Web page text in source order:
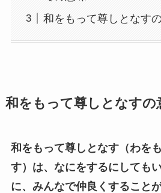
和をもって尊しとなす
和をもって尊しとなすの
和をもって尊しとなす（わを
す）は、なにをするにしても
に、みんなで仲良くすること